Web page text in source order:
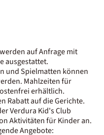
auf Anfrage mit
ausgestattet.
und Spielmatten können
Mahlzeiten für
erhältlich.
Rabatt auf die Gerichte.
Verdura Kid's Club
Aktivitäten für Kinder an.
Angebote: